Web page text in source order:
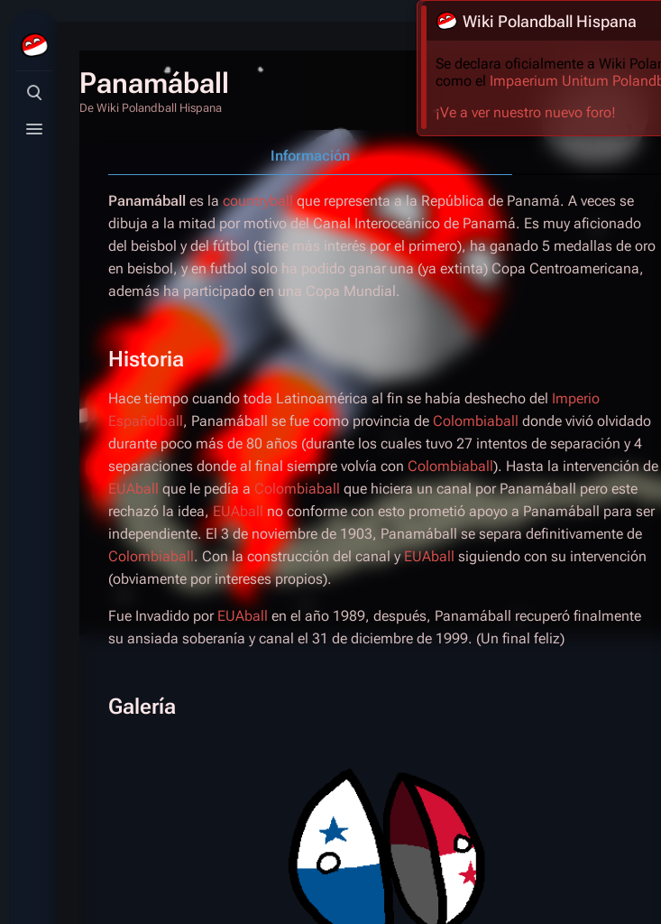
Búsqueda alternativa
Menú alternativo
Wiki Polandball Hispana
Se declara oficialmente a Wiki
como el Impaerium Unitum
¡Ve a ver nuestro nuevo foro!
Panamáball
De Wiki Polandball Hispana
Información
Panamáball es la countryballque representa a la República de Panamá. A veces se
dibuja a la mitad por motivo del Canal Interoceánico de Panamá. Es muy aficionado
del beisbol y del fútbol (tiene más interés por el primero), ha ganado 5 medallas de oro
en beisbol, y en futbol solo ha podido ganar una (ya extinta) Copa Centroamericana,
además ha participado en una Copa Mundial.
Historia
Hace tiempo cuando toda Latinoamérica al fin se había deshecho del Imperio
Españolball, Panamáball se fue como provincia de Colombiaball donde vivió olvidado
durante poco más de 80 años (durante los cuales tuvo 27 intentos de separación y 4
separaciones donde al final siempre volvía con Colombiaball). Hasta la intervención de
EUAball que le pedía a Colombiaball que hiciera un canal por Panamáball pero este
rechazó la idea,EUAball no conforme con esto prometió apoyo a Panamáball para ser
independiente. El 3 de noviembre de 1903, Panamáball se separa definitivamente de
Colombiaball. Con la construcción del canal yEUAball siguiendo con su intervención
(obviamente por intereses propios).
Fue Invadido por EUAball en el año 1989, después, Panamáball recuperó finalmente
su ansiada soberanía y canal el 31 de diciembre de 1999. (Un final feliz)
Galería